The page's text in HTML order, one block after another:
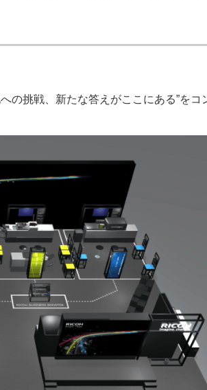
の挑戦、新たな答えがここにある”をコ